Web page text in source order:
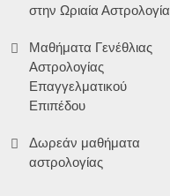
στην Ωριαία Αστρολογία
Μαθήματα Γενέθλιας
Αστρολογίας
Επαγγελματικού
Επιπέδου
Δωρεάν μαθήματα
αστρολογίας